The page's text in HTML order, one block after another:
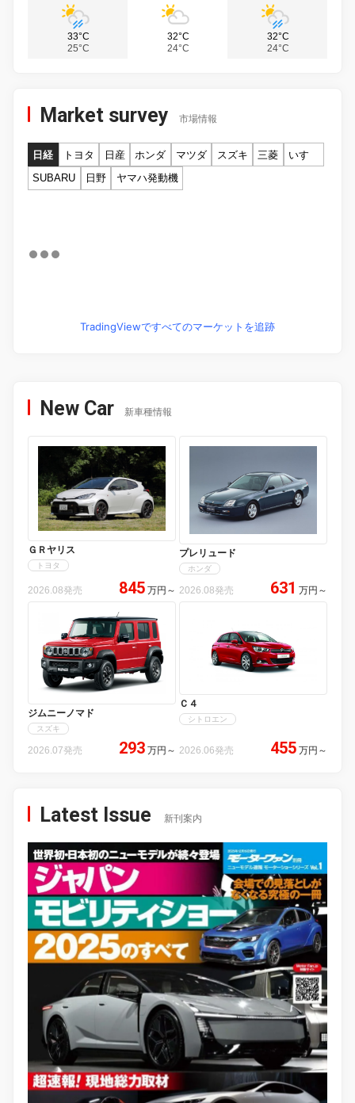
33°C
25°C
32°C
24°C
32°C
24°C
Market survey 市場情報
日経 トヨタ 日産 ホンダ マツダ スズキ 三菱
いすゞ
SUBARU
日野 ヤマハ発動機
TradingViewですべてのマーケットを追跡
New Car 新車種情報
ＧＲヤリス
トヨタ
2026.08発売 845 万円 ～
プレリュード
ホンダ
2026.08発売 631 万円 ～
ジムニーノマド
スズキ
2026.07発売 293 万円 ～
Ｃ４
シトロエン
2026.06発売 455 万円 ～
Latest Issue 新刊案内